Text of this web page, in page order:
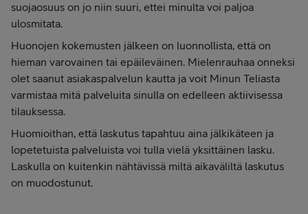
suojaosuus on jo niin suuri, ettei minulta voi paljoa
ulosmitata.
Huonojen kokemusten jälkeen on luonnollista, että on
hieman varovainen tai epäileväinen. Mielenrauhaa onneksi
olet saanut asiakaspalvelun kautta ja voit Minun Teliasta
varmistaa mitä palveluita sinulla on edelleen aktiivisessa
tilauksessa.
Huomioithan, että laskutus tapahtuu aina jälkikäteen ja
lopetetuista palveluista voi tulla vielä yksittäinen lasku.
Laskulla on kuitenkin nähtävissä miltä aikaväliltä laskutus
on muodostunut.